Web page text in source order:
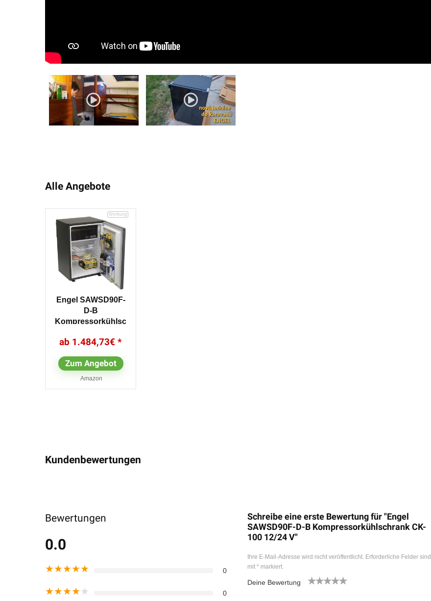
Alle Angebote
Engel SAWSD90F-
D-B
Kompressorkühlsc
V
1.484,73€
Zum Angebot
Amazon
Kundenbewertungen
Bewertungen
0.0
★★★★★ 0
★★★★★ 0
Schreibe eine erste Bewertung für "Engel
SAWSD90F-D-B Kompressorkühlschrank CK-
100 12/24 V"
Ihre E-Mail-Adresse wird nicht veröffentlicht. Erforderliche Felder sind
mit *markiert.
Deine Bewertung